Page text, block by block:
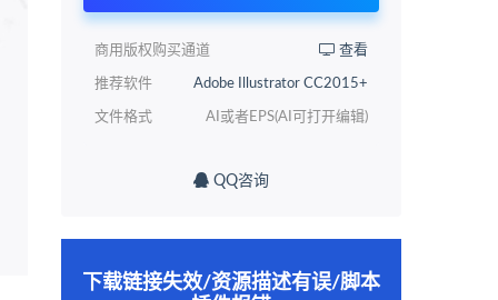
商用版权购买通道 查看
推荐软件 Adobe Illustrator CC2015+
文件格式 AI或者EPS(AI可打开编辑)
QQ咨询
下载链接失效/资源描述有误/脚本